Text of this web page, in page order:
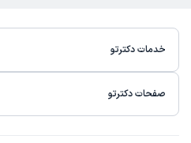
خدمات دکترتو
صفحات دکترتو